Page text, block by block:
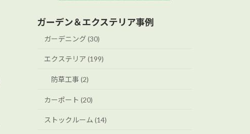
ガーデン＆エクステリア事例
ガーデニング (30)
エクステリア (199)
防草工事 (2)
カーポート (20)
ストックルーム (14)